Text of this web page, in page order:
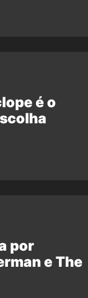
é o
por
e The